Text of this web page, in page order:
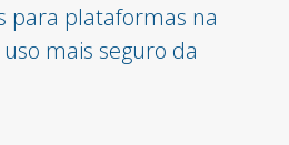
para plataformas na
mais seguro da